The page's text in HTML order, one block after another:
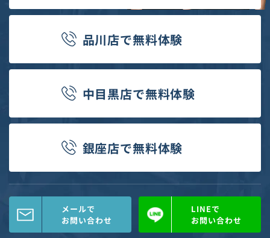
品川店で無料体験
中目黒店で無料体験
銀座店で無料体験
メールで
お問い合わせ
LINEで
お問い合わせ